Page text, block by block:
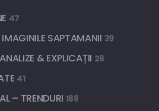
47
SAPTAMANII 39
& EXPLICAȚII 26
41
– TRENDURI 188